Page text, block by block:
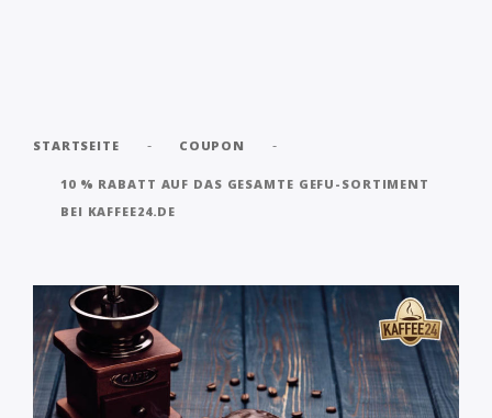
STARTSEITE - COUPON -
10 % RABATT AUF DAS GESAMTE GEFU-SORTIMENT
BEI KAFFEE24.DE